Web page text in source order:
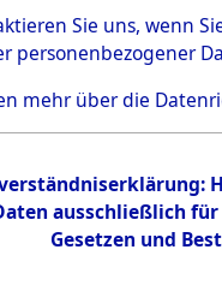
AlliierteSie uns, wenn
personenbezogener
mehr über die
ausschließlich
Gesetzen und